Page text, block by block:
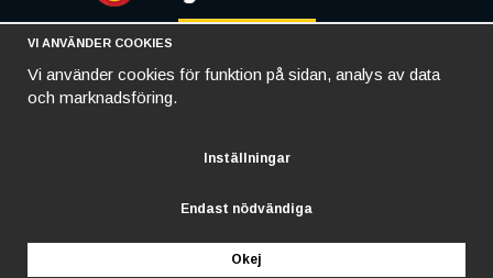
VI ANVÄNDER COOKIES
Vi använder cookies för funktion på sidan, analys av data
och marknadsföring.
Inställningar
Endast nödvändiga
Okej